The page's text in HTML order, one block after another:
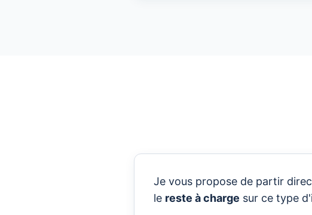
Je vous propose de partir
le reste à charge sur ce type